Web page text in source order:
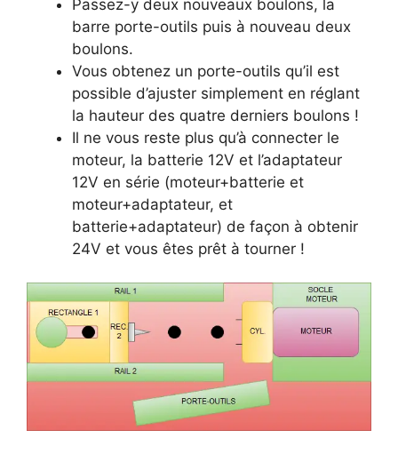
Passez-y deux nouveaux boulons, la
barre porte-outils puis à nouveau deux
boulons.
Vous obtenez un porte-outils qu’il est
possible d’ajuster simplement en réglant
la hauteur des quatre derniers boulons !
Il ne vous reste plus qu’à connecter le
moteur, la batterie 12V et l’adaptateur
12V en série (moteur+batterie et
moteur+adaptateur, et
batterie+adaptateur) de façon à obtenir
24V et vous êtes prêt à tourner !